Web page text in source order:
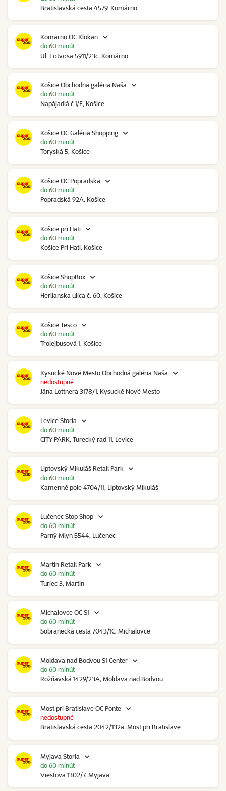
Bratislavská cesta 4579, Komárno
Komárno OC Klokan
Ul. Eötvösa 5911/23c, Komárno
do 60 minút
Košice Obchodná galéria Naša
Napájadlá č.1/E, Košice
do 60 minút
Košice OC Galéria Shopping
Toryská 5, Košice
do 60 minút
Košice OC Popradská
Popradská 92A, Košice
do 60 minút
Košice pri Hati
Košice Pri Hati, Košice
do 60 minút
Košice ShopBox
Herlianska ulica č. 60, Košice
do 60 minút
Košice Tesco
Trolejbusová 1, Košice
do 60 minút
Kysucké Nové Mesto Obchodná galéria Naša
Jána Lottnera 3178/1, Kysucké Nové Mesto
nedostupné
Levice Storia
CITY PARK, Turecký rad 11, Levice
do 60 minút
Liptovský Mikuláš Retail Park
Kamenné pole 4704/11, Liptovský Mikuláš
do 60 minút
Lučenec Stop Shop
Parný Mlyn 5544, Lučenec
do 60 minút
Martin Retail Park
Turiec 3, Martin
do 60 minút
Michalovce OC S1
Sobranecká cesta 7043/1C, Michalovce
do 60 minút
Moldava nad Bodvou S1 Center
Rožňavská 1429/23A, Moldava nad Bodvou
do 60 minút
Most pri Bratislave OC Ponte
Bratislavská cesta 2042/132a, Most pri Bratislave
nedostupné
Myjava Storia
Viestova 1302/7, Myjava
do 60 minút